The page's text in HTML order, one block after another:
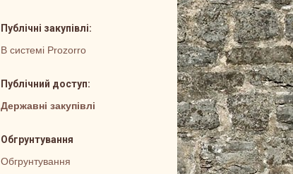
Публічні закупівлі:
В системі Prozorro
Публічний доступ:
Державні закупівлі
Обгрунтування
Обгрунтування